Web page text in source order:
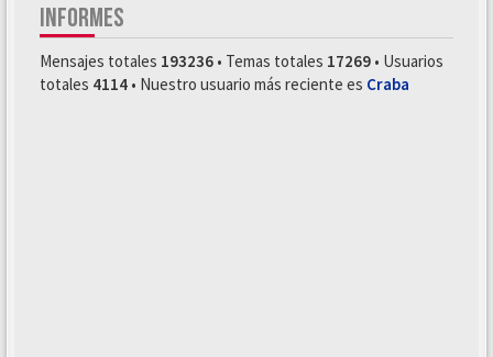
INFORMES
Mensajes totales 193236 • Temas totales 17269 • Usuarios
totales 4114 • Nuestro usuario más reciente es Craba